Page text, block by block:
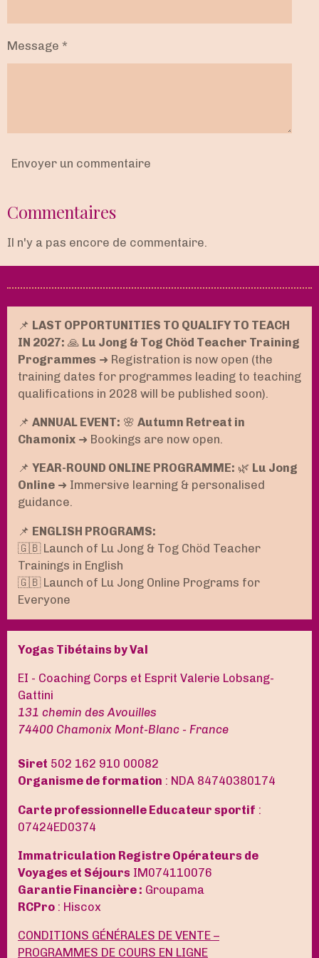
Message *
Envoyer un commentaire
Commentaires
Il n'y a pas encore de commentaire.
📌 LAST OPPORTUNITIES TO QUALIFY TO TEACH
IN 2027: 🙏 Lu Jong & Tog Chöd Teacher Training
Programmes ➜ Registration is now open (the
training dates for programmes leading to teaching
qualifications in 2028 will be published soon).
📌 ANNUAL EVENT: 🌸 Autumn Retreat in
Chamonix ➜ Bookings are now open.
📌 YEAR-ROUND ONLINE PROGRAMME: 🌿 Lu Jong
Online ➜ Immersive learning & personalised
guidance.
📌 ENGLISH PROGRAMS:
🇬🇧 Launch of Lu Jong & Tog Chöd Teacher
Trainings in English
🇬🇧 Launch of Lu Jong Online Programs for
Everyone
Yogas Tibétains by Val
EI - Coaching Corps et Esprit Valerie Lobsang-
Gattini
131 chemin des Avouilles
74400 Chamonix Mont-Blanc - France
Siret 502 162 910 00082
Organisme de formation : NDA 84740380174
Carte professionnelle Educateur sportif :
07424ED0374
Immatriculation Registre Opérateurs de
Voyages et Séjours IM074110076
Garantie Financière : Groupama
RCPro : Hiscox
CONDITIONS GÉNÉRALES DE VENTE –
PROGRAMMES DE COURS EN LIGNE